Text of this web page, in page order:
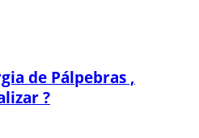
de Pálpebras ,
?